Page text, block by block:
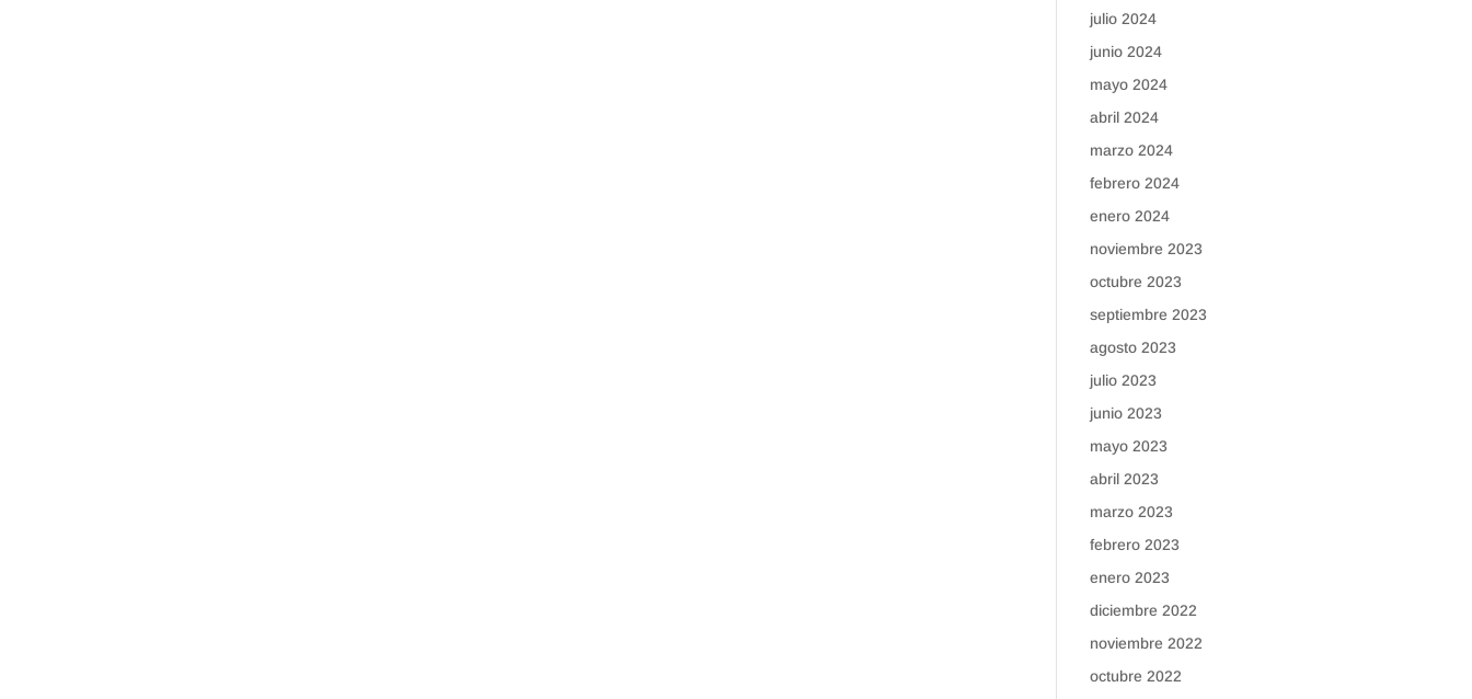
julio 2024
junio 2024
mayo 2024
abril 2024
marzo 2024
febrero 2024
enero 2024
noviembre 2023
octubre 2023
septiembre 2023
agosto 2023
julio 2023
junio 2023
mayo 2023
abril 2023
marzo 2023
febrero 2023
enero 2023
diciembre 2022
noviembre 2022
octubre 2022